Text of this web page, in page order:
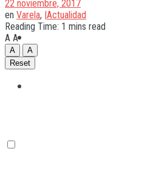
22 noviembre, 2017
en Varela, |Actualidad
Reading Time: 1 mins read
A A
A
A
Reset